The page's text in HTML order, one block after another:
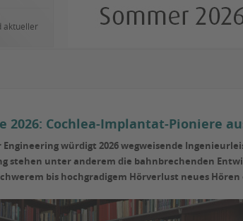
aktueller
2026: Cochlea-Implantat-Pioniere
Engineering würdigt 2026 wegweisende
stehen unter anderem die bahnbrechenden
bis hochgradigem Hörverlust neues